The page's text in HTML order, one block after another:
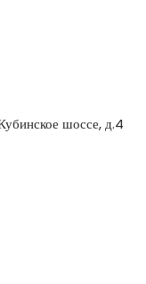
шоссе, д.4